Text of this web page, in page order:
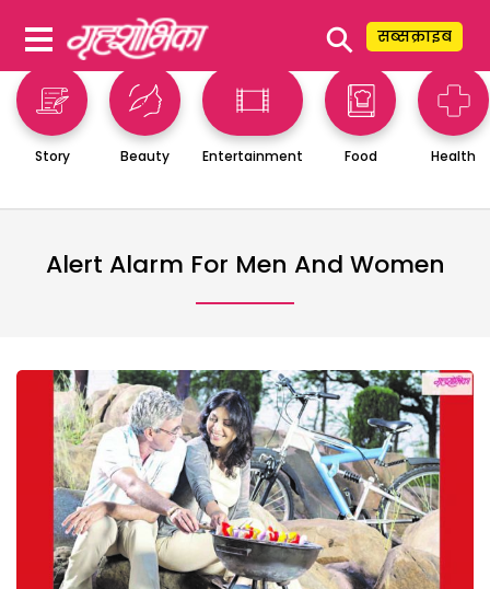
⚲ सब्सक्राइब
Story Beauty Entertainment Food Health
Alert Alarm For Men And Women